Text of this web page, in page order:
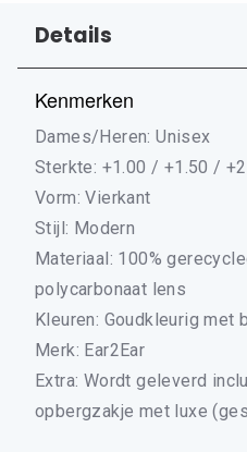
Zie "Details" voor meer
Details
Kenmerken
Dames/Heren: Unisex
Sterkte: +1.00 / +1.50 /
Vorm: Vierkant
Stijl: Modern
Materiaal: 100%
polycarbonaat lens
Kleuren: Goudkleurig met
Merk: Ear2Ear
Extra: Wordt geleverd
opbergzakje met luxe